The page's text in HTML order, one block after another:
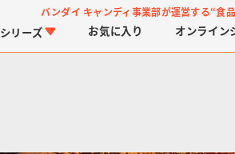
バンダイ キャンディ事業部が運営する“食
シリーズ お気に入り オンライン